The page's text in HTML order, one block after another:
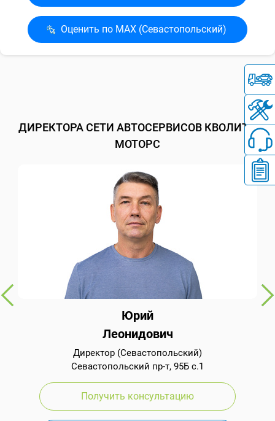
Оценить по MAX (Севасто­польский)
ДИРЕКТОРА СЕТИ АВТОСЕРВИСОВ КВОЛИТИ
МОТОРС
Юрий
Леонидович
Директор (Севастопольский)
Севастопольский пр-т, 95Б с.1
Получить консультацию